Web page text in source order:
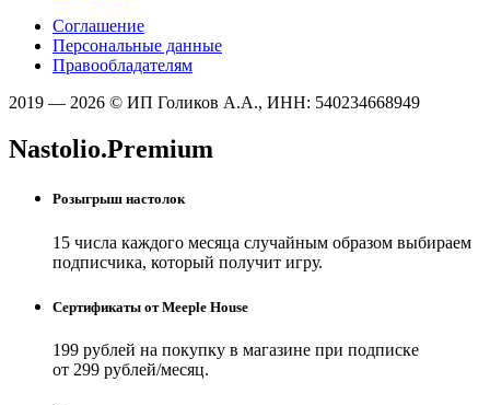
Соглашение
Персональные данные
Правообладателям
2019 — 2026 © ИП Голиков А.А., ИНН: 540234668949
Nastolio.Premium
Розыгрыш настолок
15 числа каждого месяца случайным образом выбираем
подписчика, который получит игру.
Сертификаты от Meeple House
199 рублей на покупку в магазине при подписке
от 299 рублей/месяц.